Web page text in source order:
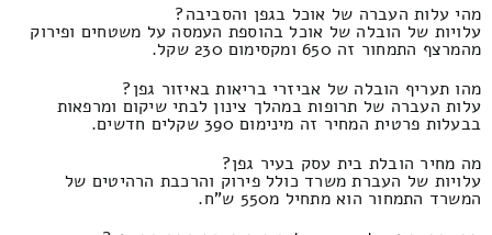
מהי עלות העברה של אוכל בגפן והסביבה?
עלויות של הובלה של אוכל בהוספת העמסה על משטחים ופירוק
מהמרצף התמחור זה 650 ומקסימום 230 שקל.
מהו תעריף הובלה של אביזרי בריאות באיזור גפן?
עלות העברה של תרופות במהלך צינון לבתי שיקום ומרפאות
בבעלות פרטית המחיר זה מינימום 390 שקלים חדשים.
מה מחיר הובלת בית עסק בעיר גפן?
עלויות של העברת משרד כולל פירוק והרכבת הרהיטים של
המשרד התמחור הוא מתחיל מ550 ש"ח.